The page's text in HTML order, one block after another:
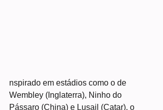
nspirado em estádios como o de
Wembley (Inglaterra), Ninho do
Pássaro (China) e Lusail (Catar), o